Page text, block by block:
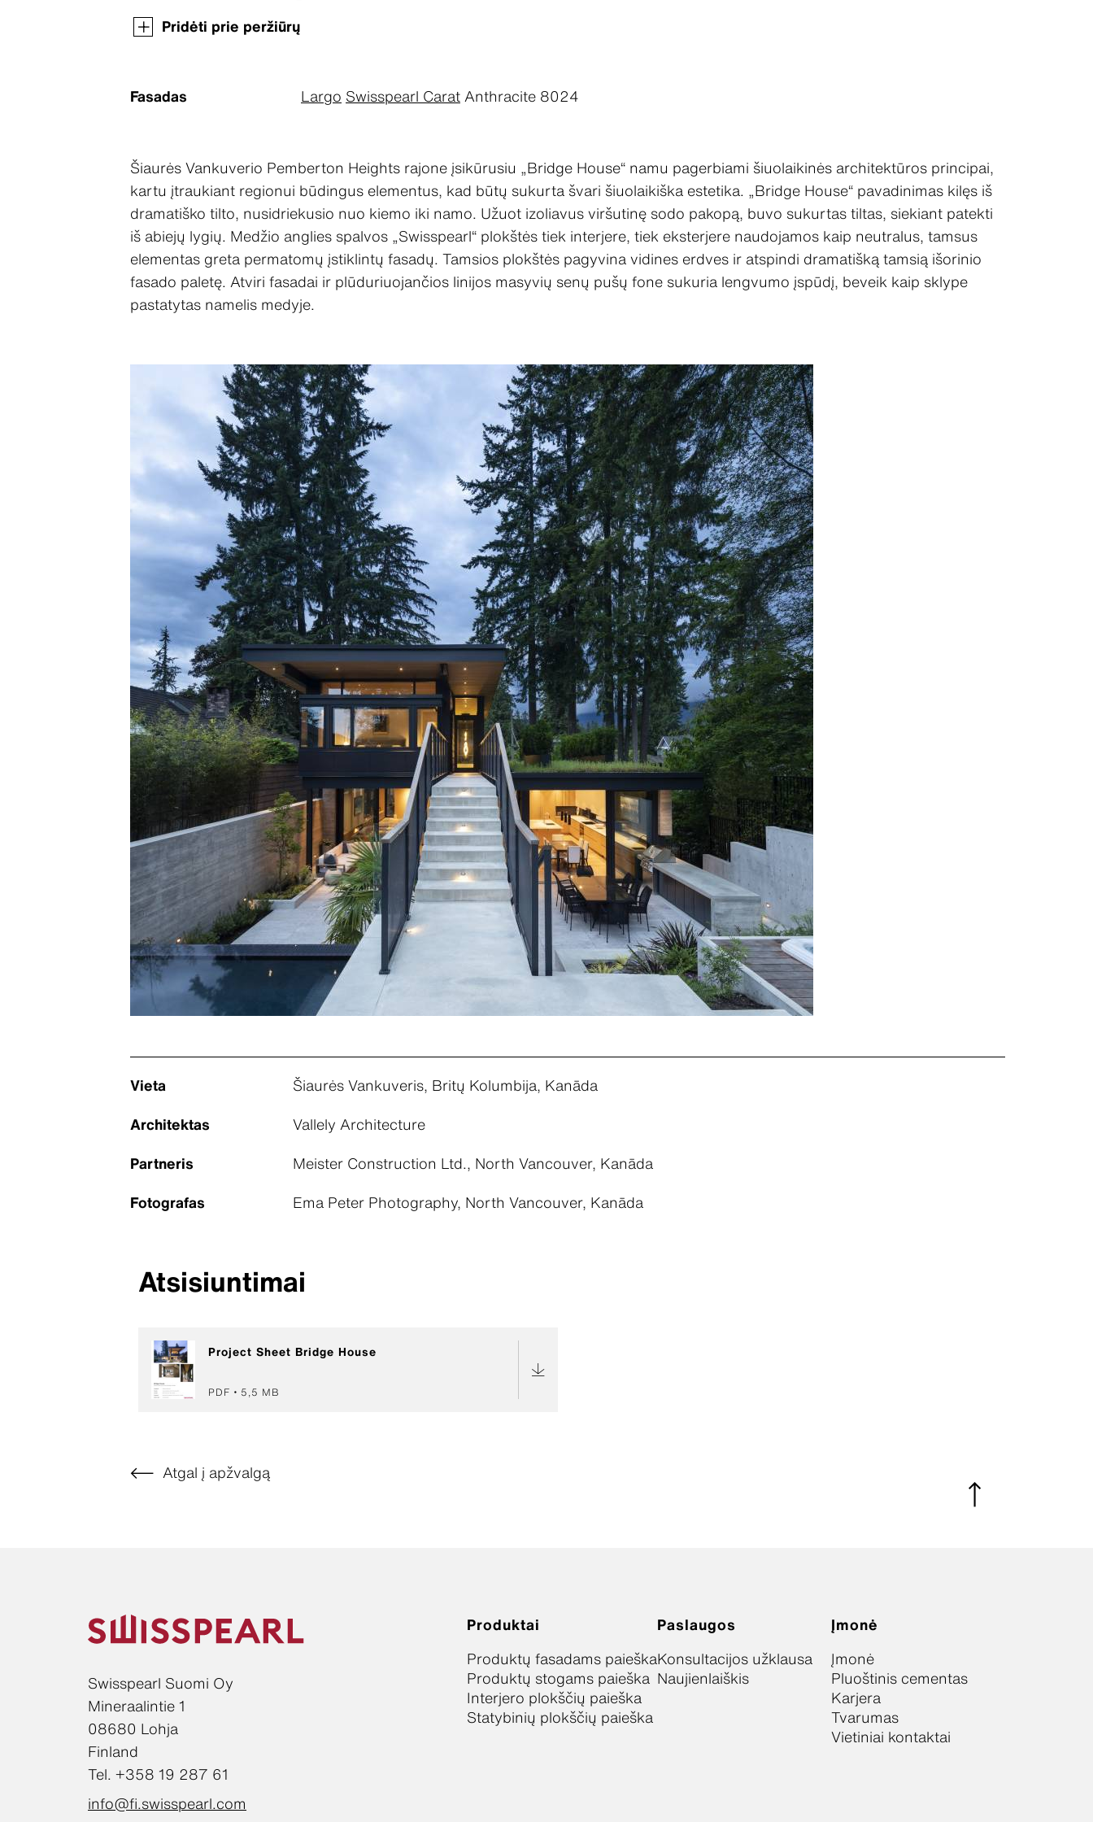
Pridėti prie peržiūrų
Fasadas Largo Swisspearl CaratAnthracite 8024
Šiaurės Vankuverio Pemberton Heights rajone įsikūrusiu „Bridge House“ namu pagerbiami šiuolaikinės architektūros principai,
kartu įtraukiant regionui būdingus elementus, kad būtų sukurta švari šiuolaikiška estetika. „Bridge House“ pavadinimas kilęs iš
dramatiško tilto, nusidriekusio nuo kiemo iki namo. Užuot izoliavus viršutinę sodo pakopą, buvo sukurtas tiltas, siekiant patekti
iš abiejų lygių. Medžio anglies spalvos „Swisspearl“ plokštės tiek interjere, tiek eksterjere naudojamos kaip neutralus, tamsus
elementas greta permatomų įstiklintų fasadų. Tamsios plokštės pagyvina vidines erdves ir atspindi dramatišką tamsią išorinio
fasado paletę. Atviri fasadai ir plūduriuojančios linijos masyvių senų pušų fone sukuria lengvumo įspūdį, beveik kaip sklype
pastatytas namelis medyje.
Vieta
Šiaurės Vankuveris, Britų Kolumbija, Kanāda
Architektas
Vallely Architecture
Partneris
Meister Construction Ltd., North Vancouver, Kanāda
Fotografas
Ema Peter Photography, North Vancouver, Kanāda
Atsisiuntimai
Project Sheet Bridge House
PDF 5,5 MB
Atgal į apžvalgą
Swisspearl Suomi Oy
Mineraalintie 1
08680 Lohja
Finland
Tel. +358 19 287 61
info@fi.swisspearl.com
Produktai
Produktų fasadams paieška
Produktų stogams paieška
Interjero plokščių paieška
Statybinių plokščių paieška
Paslaugos
Konsultacijos užklausa
Naujienlaiškis
Įmonė
Įmonė
Pluoštinis cementas
Karjera
Tvarumas
Vietiniai kontaktai